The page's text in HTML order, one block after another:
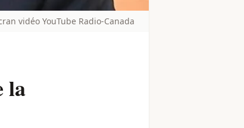
vidéo YouTube Radio-Canada
la